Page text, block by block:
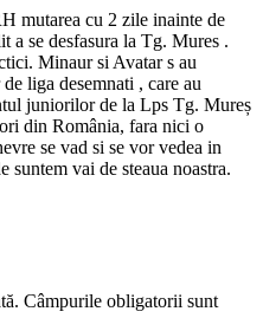
mutarea cu 2 zile inainte de
a se desfasura la Tg. Mures .
Minaur si Avatar s au
liga desemnati , care au
juniorilor de la Lps Tg. Mureș
din România, fara nici o
se vad si se vor vedea in
suntem vai de steaua noastra.
Câmpurile obligatorii sunt